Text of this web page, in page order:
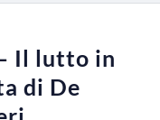
Il lutto in
di De